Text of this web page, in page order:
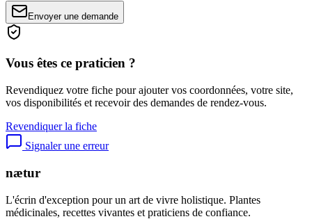
Envoyer une demande
Vous êtes ce praticien ?
Revendiquez votre fiche pour ajouter vos coordonnées, votre site,
vos disponibilités et recevoir des demandes de rendez-vous.
Revendiquer la fiche
Signaler une erreur
nætur
L'écrin d'exception pour un art de vivre holistique. Plantes
médicinales, recettes vivantes et praticiens de confiance.